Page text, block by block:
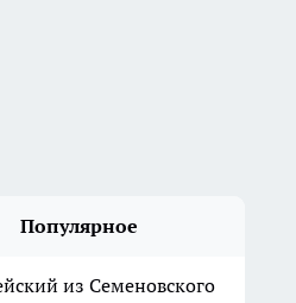
Популярное
из Семеновского